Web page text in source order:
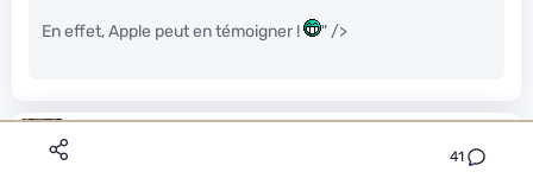
41
En effet, Apple peut en témoigner ! " />